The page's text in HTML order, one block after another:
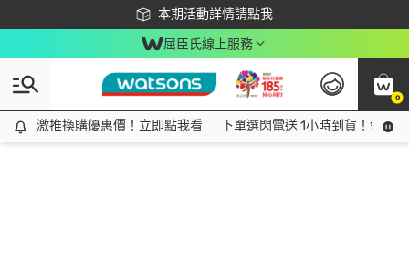
本期活動詳情請點我
下載app最高回饋$350
屈臣氏線上服務
0
激推換購優惠價！立即點我看
激推換購優惠價！立即點我看 下單選閃電送 1小時到貨！領神